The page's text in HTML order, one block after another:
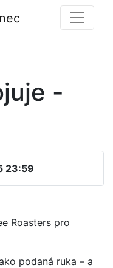
-
23:59
Roasters pro
podaná ruka – a